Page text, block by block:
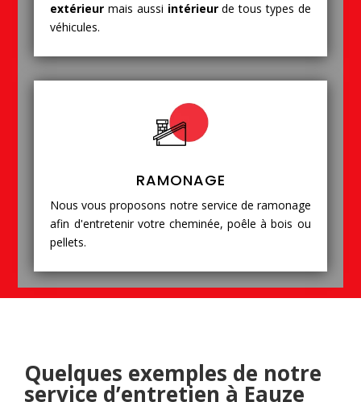
extérieur mais aussi intérieurde tous types de
véhicules.
RAMONAGE
Nous vous proposons notre service de ramonage
afin d'entretenir votre cheminée, poêle à bois ou
pellets.
Quelques exemples de notre
service d’entretien à Eauze